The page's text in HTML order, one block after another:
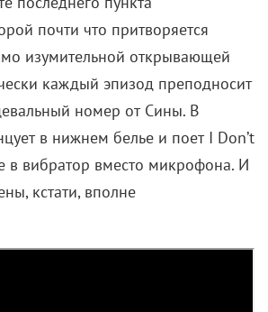
в нижнем белье и поет I Don’t
в вибратор вместо микрофона. И
кстати, вполне